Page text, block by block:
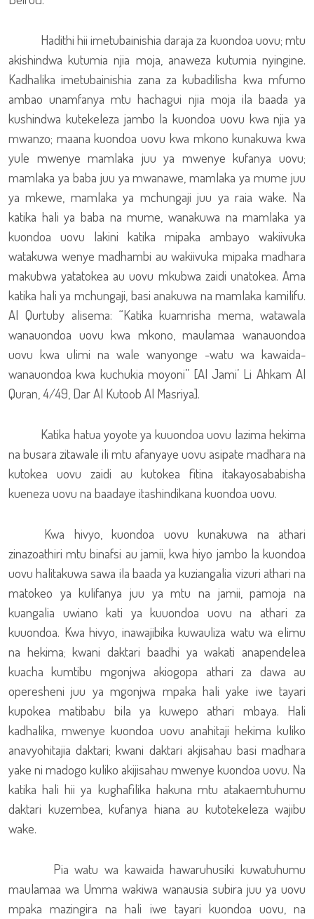
Hadithi hii imetubainishia daraja za kuondoa uovu; mtu
akishindwa kutumia njia moja, anaweza kutumia nyingine.
Kadhalika imetubainishia zana za kubadilisha kwa mfumo
ambao unamfanya mtu hachagui njia moja ila baada ya
kushindwa kutekeleza jambo la kuondoa uovu kwa njia ya
mwanzo; maana kuondoa uovu kwa mkono kunakuwa kwa
yule mwenye mamlaka juu ya mwenye kufanya uovu;
mamlaka ya baba juu ya mwanawe, mamlaka ya mume juu
ya mkewe, mamlaka ya mchungaji juu ya raia wake. Na
katika hali ya baba na mume, wanakuwa na mamlaka ya
kuondoa uovu lakini katika mipaka ambayo wakiivuka
watakuwa wenye madhambi au wakiivuka mipaka madhara
makubwa yatatokea au uovu mkubwa zaidi unatokea. Ama
katika hali ya mchungaji, basi anakuwa na mamlaka kamilifu.
Al Qurtuby alisema: “Katika kuamrisha mema, watawala
wanauondoa uovu kwa mkono, maulamaa wanauondoa
uovu kwa ulimi na wale wanyonge -watu wa kawaida-
wanauondoa kwa kuchukia moyoni” [Al Jami’ Li Ahkam Al
Quran, 4/49, Dar Al Kutoob Al Masriya].
Katika hatua yoyote ya kuuondoa uovu lazima hekima
na busara zitawale ili mtu afanyaye uovu asipate madhara na
kutokea uovu zaidi au kutokea fitina itakayosababisha
kueneza uovu na baadaye itashindikana kuondoa uovu.
Kwa hivyo, kuondoa uovu kunakuwa na athari
zinazoathiri mtu binafsi au jamii, kwa hiyo jambo la kuondoa
uovu halitakuwa sawa ila baada ya kuziangalia vizuri athari na
matokeo ya kulifanya juu ya mtu na jamii, pamoja na
kuangalia uwiano kati ya kuuondoa uovu na athari za
kuuondoa. Kwa hivyo, inawajibika kuwauliza watu wa elimu
na hekima; kwani daktari baadhi ya wakati anapendelea
kuacha kumtibu mgonjwa akiogopa athari za dawa au
operesheni juu ya mgonjwa mpaka hali yake iwe tayari
kupokea matibabu bila ya kuwepo athari mbaya. Hali
kadhalika, mwenye kuondoa uovu anahitaji hekima kuliko
anavyohitajia daktari; kwani daktari akjisahau basi madhara
yake ni madogo kuliko akijisahau mwenye kuondoa uovu. Na
katika hali hii ya kughafilika hakuna mtu atakaemtuhumu
daktari kuzembea, kufanya hiana au kutotekeleza wajibu
wake.
Pia watu wa kawaida hawaruhusiki kuwatuhumu
maulamaa wa Umma wakiwa wanausia subira juu ya uovu
mpaka mazingira na hali iwe tayari kuondoa uovu, na